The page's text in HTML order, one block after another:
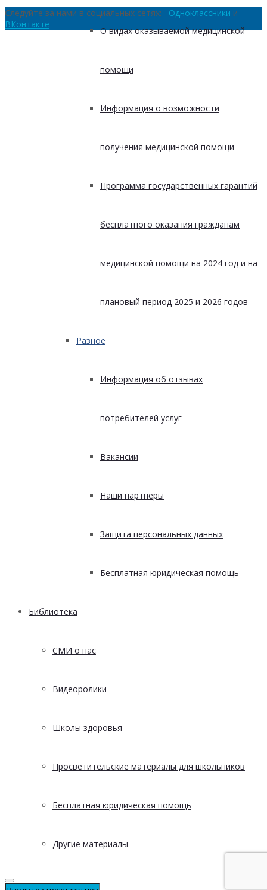
О видах оказываемой медицинской
помощи
Информация о возможности
получения медицинской помощи
Программа государственных гарантий
бесплатного оказания гражданам
медицинской помощи на 2024 год и на
плановый период 2025 и 2026 годов
Разное
Информация об отзывах
потребителей услуг
Вакансии
Наши партнеры
Защита персональных данных
Бесплатная юридическая помощь
Библиотека
СМИ о нас
Видеоролики
Школы здоровья
Просветительские материалы для школьников
Бесплатная юридическая помощь
Другие материалы
Следуйте за нами в социальных сетях: Одноклассники и
ВКонтакте